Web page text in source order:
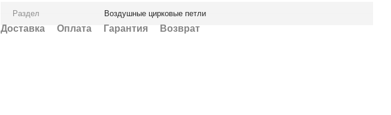
Раздел Воздушные цирковые петли
Доставка Оплата Гарантия Возврат